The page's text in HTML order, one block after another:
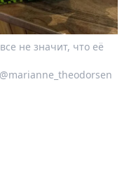
не значит, что её